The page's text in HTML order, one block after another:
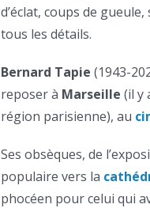
d’éclat, coups de
tous les détails.
Bernard Tapie (1943-
reposer à Marseille (il y
région parisienne), au
Ses obsèques, de
populaire vers la
phocéen pour celui qui